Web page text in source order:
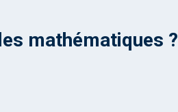
mathématiques ?